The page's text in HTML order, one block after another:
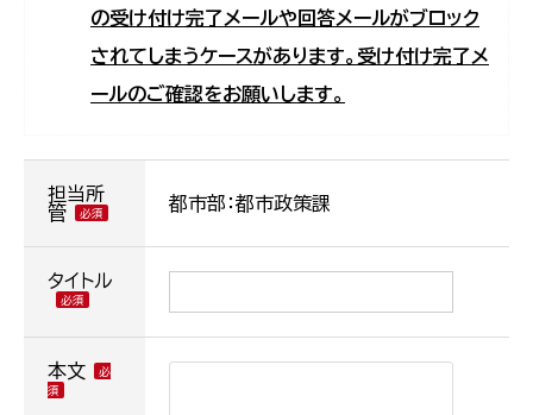
の受け付け完了メールや回答メールがブロック
されてしまうケースがあります。受け付け完了メ
ールのご確認をお願いします。
担当所
管
都市部：都市政策課
タイトル
本文